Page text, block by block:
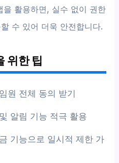
활용하면, 실수 없이 권한
수 있어 더욱 안전합니다.
위한 팁
원 전체 동의 받기
알림 기능 적극 활용
기능으로 일시적 제한 가